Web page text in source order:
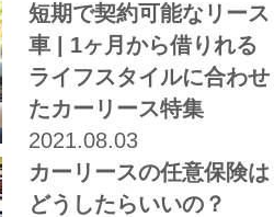
短期で契約可能なリース
車 | 1ヶ月から借りれる
ライフスタイルに合わせ
たカーリース特集
2021.08.03
カーリースの任意保険は
どうしたらいいの？